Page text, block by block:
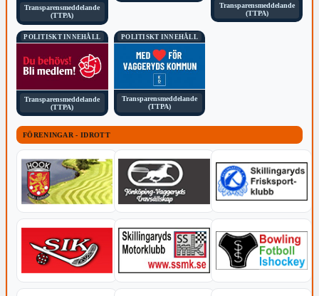
Transparensmeddelande
(TTPA)
Transparensmeddelande
(TTPA)
POLITISKT INNEHÅLL
Transparensmeddelande
(TTPA)
POLITISKT INNEHÅLL
Transparensmeddelande
(TTPA)
FÖRENINGAR - IDROTT